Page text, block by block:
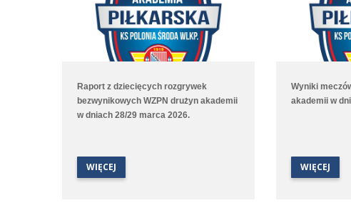
Raport z dziecięcych rozgrywek
bezwynikowych WZPN drużyn akademii
w dniach 28/29 marca 2026.
WIĘCEJ
Wyniki
akademii w
WIĘCEJ